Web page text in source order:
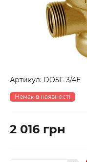
Артикул: DO5F-3/4E
Немає в наявності
2 016 грн